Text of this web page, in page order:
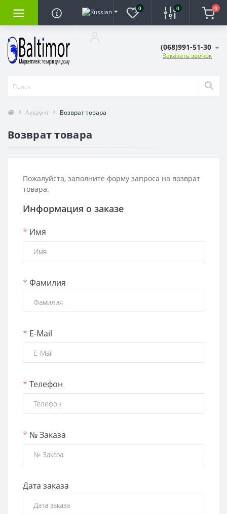
0 0 0
(068)991-51-30
Заказать звонок
Аккаунт Возврат товара
Возврат товара
Пожалуйста, заполните форму запроса на возврат
товара.
Информация о заказе
* Имя
* Фамилия
* E-Mail
* Телефон
* № Заказа
Дата заказа